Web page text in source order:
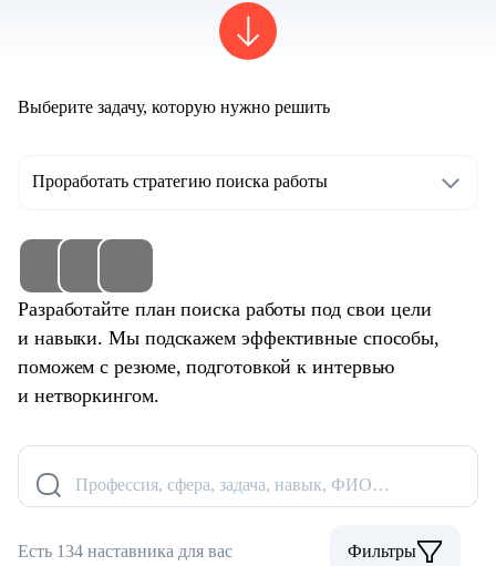
Выберите задачу, которую нужно решить
Проработать стратегию поиска работы
Разработайте план поиска работы под свои цели
и навыки. Мы подскажем эффективные способы,
поможем с резюме, подготовкой к интервью
и нетворкингом.
Профессия, сфера, задача, навык, ФИО…
Есть 134 наставника для вас Фильтры